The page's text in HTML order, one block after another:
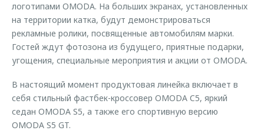
логотипами OMODA. На больших экранах, установленных
на территории катка, будут демонстрироваться
рекламные ролики, посвященные автомобилям марки.
Гостей ждут фотозона из будущего, приятные подарки,
угощения, специальные мероприятия и акции от OMODA.
В настоящий момент продуктовая линейка включает в
себя стильный фастбек-кроссовер OMODA C5, яркий
седан OMODA S5, а также его спортивную версию
OMODA S5 GT.